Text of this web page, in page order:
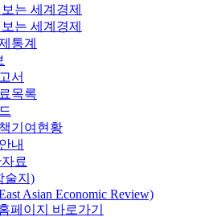
는 세계경제
는 세계경제
통계
서
목록
기여현황
내
료
술지)
Asian Economic Review)
페이지 바로가기